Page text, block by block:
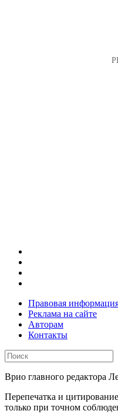
Правовая
Реклама на сайте
Авторам
Контакты
Врио главного редактора
Перепечатка и
только при точном